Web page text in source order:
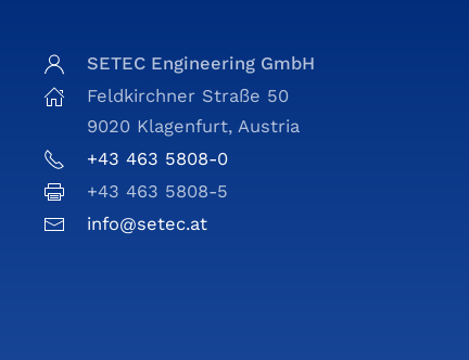
SETEC Engineering GmbH
Feldkirchner Straße 50
9020 Klagenfurt, Austria
+43 463 5808-0
+43 463 5808-5
info@setec.at